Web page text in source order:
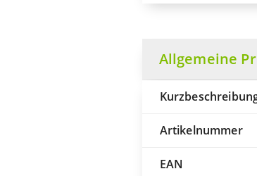
Allgemeine
Artikelnummer
EAN